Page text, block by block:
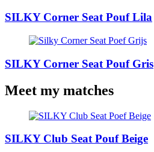
SILKY Corner Seat Pouf Lila
SILKY Corner Seat Pouf Gris
Meet my matches
SILKY Club Seat Pouf Beige